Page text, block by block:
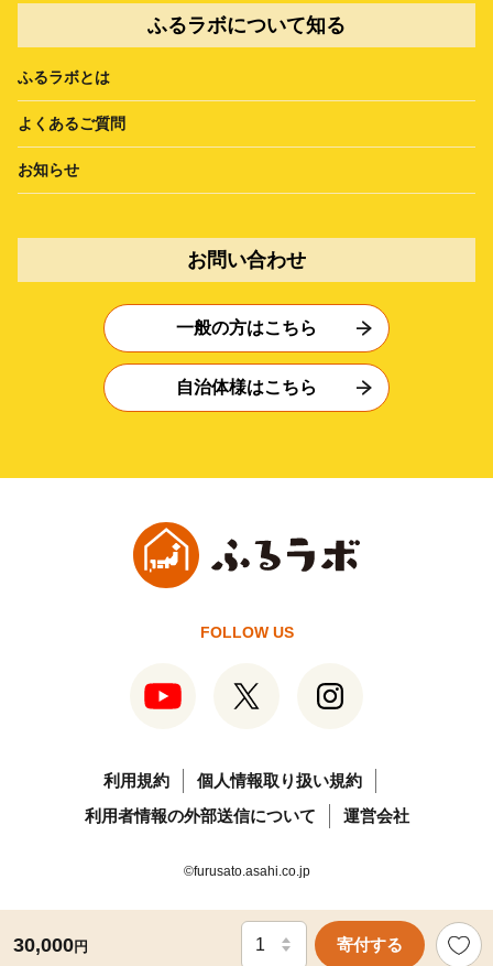
30,000円 寄付する
ふるラボについて知る
ふるラボとは
よくあるご質問
お知らせ
お問い合わせ
一般の方はこちら
自治体様はこちら
FOLLOW US
利用規約
個人情報取り扱い規約
利用者情報の外部送信について
運営会社
©furusato.asahi.co.jp